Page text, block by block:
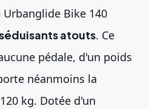
Bike 140
atouts. Ce
pédale, d'un poids
néanmoins la
kg. Dotée d'un